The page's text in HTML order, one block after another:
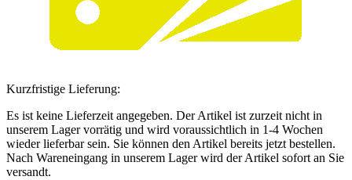
Kurzfristige Lieferung:
Es ist keine Lieferzeit angegeben. Der Artikel ist zurzeit nicht in
unserem Lager vorrätig und wird voraussichtlich in 1-4 Wochen
wieder lieferbar sein. Sie können den Artikel bereits jetzt bestellen.
Nach Wareneingang in unserem Lager wird der Artikel sofort an Sie
versandt.